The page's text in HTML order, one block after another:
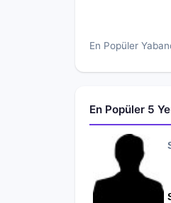
En Popüler
En Popüler 5